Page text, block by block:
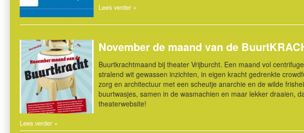
Lees verder »
November de maand van de
Buurtkrachtmaand bij theater Vrijburcht. Een maand vol
stralend wit gewassen inzichten, in eigen kracht gedrenkte
zorg en architectuur met een scheutje anarchie en de wilde
buurtwasjes, samen in de wasmachien en maar lekker draaien,
theaterwebsite!
Lees verder »